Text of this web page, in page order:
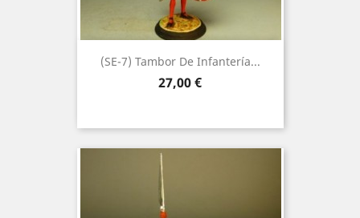
(SE-7) Tambor De Infantería...
Precio
27,00 €